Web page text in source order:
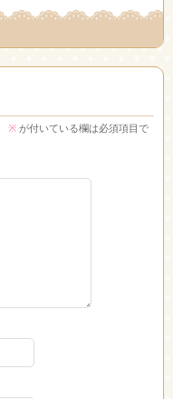
※ が付いている欄は必須項目で